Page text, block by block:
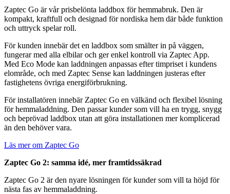
Zaptec Go är vår prisbelönta laddbox för hemmabruk. Den är
kompakt, kraftfull och designad för nordiska hem där både funktion
och uttryck spelar roll.
För kunden innebär det en laddbox som smälter in på väggen,
fungerar med alla elbilar och ger enkel kontroll via Zaptec App.
Med Eco Mode kan laddningen anpassas efter timpriset i kundens
elområde, och med Zaptec Sense kan laddningen justeras efter
fastighetens övriga energiförbrukning.
För installatören innebär Zaptec Go en välkänd och flexibel lösning
för hemmaladdning. Den passar kunder som vill ha en trygg, snygg
och beprövad laddbox utan att göra installationen mer komplicerad
än den behöver vara.
Läs mer om Zaptec Go
Zaptec Go 2: samma idé, mer framtidssäkrad
Zaptec Go 2 är den nyare lösningen för kunder som vill ta höjd för
nästa fas av hemmaladdning.